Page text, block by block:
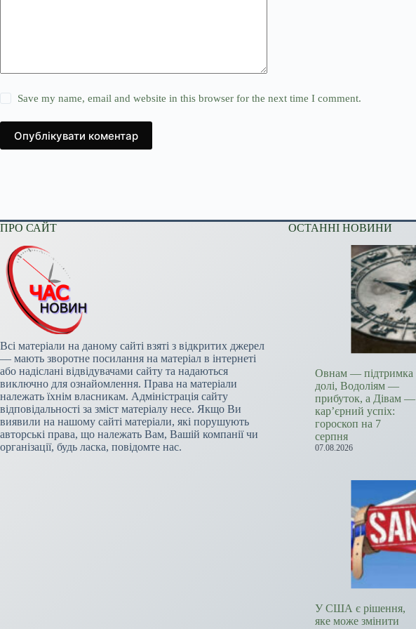
Save my name, email and website in this browser for the next time I comment.
Опублікувати коментар
ПРО САЙТ
Всі матеріали на даному сайті взяті з відкритих джерел
— мають зворотне посилання на матеріал в інтернеті
або надіслані відвідувачами сайту та надаються
виключно для ознайомлення. Права на матеріали
належать їхнім власникам. Адміністрація сайту
відповідальності за зміст матеріалу несе. Якщо Ви
виявили на нашому сайті матеріали, які порушують
авторські права, що належать Вам, Вашій компанії чи
організації, будь ласка, повідомте нас.
ОСТАННІ НОВИНИ
Овнам — підтримка
долі, Водоліям —
прибуток, а Дівам —
кар’єрний успіх:
гороскоп на 7
серпня
07.08.2026
У США є рішення,
яке може змінити